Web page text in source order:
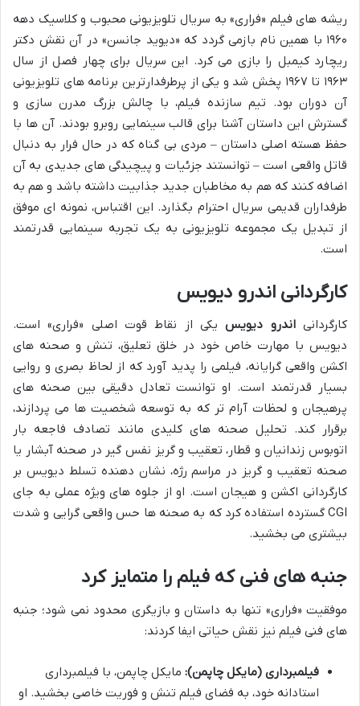
ریشه های فیلم «فراری» به سریال تلویزیونی محبوب و کلاسیک دهه
۱۹۶۰ با همین نام بازمی گردد که «دیوید جانسن» در آن نقش دکتر
ریچارد کیمبل را بازی می کرد. این سریال برای چهار فصل از سال
۱۹۶۳ تا ۱۹۶۷ پخش شد و یکی از پرطرفدارترین برنامه های تلویزیونی
آن دوران بود. تیم سازنده فیلم، با چالش بزرگ مدرن سازی و
گسترش این داستان آشنا برای قالب سینمایی روبرو بودند. آن ها با
حفظ هسته اصلی داستان – مردی بی گناه که در حال فرار به دنبال
قاتل واقعی است – توانستند جزئیات و پیچیدگی های جدیدی به آن
اضافه کنند که هم به مخاطبان جدید جذابیت داشته باشد و هم به
طرفداران قدیمی سریال احترام بگذارد. این اقتباس، نمونه ای موفق
از تبدیل یک مجموعه تلویزیونی به یک تجربه سینمایی قدرتمند
است.
کارگردانی اندرو دیویس
کارگردانیاندرو دیویسیکی از نقاط قوت اصلی «فراری» است.
دیویس با مهارت خاص خود در خلق تعلیق، تنش و صحنه های
اکشن واقعی گرایانه، فیلمی را پدید آورد که از لحاظ بصری و روایی
بسیار قدرتمند است. او توانست تعادل دقیقی بین صحنه های
پرهیجان و لحظات آرام تر که به توسعه شخصیت ها می پردازند،
برقرار کند. تحلیل صحنه های کلیدی مانند تصادف فاجعه بار
اتوبوس زندانیان و قطار، تعقیب و گریز نفس گیر در صحنه آبشار یا
صحنه تعقیب و گریز در مراسم رژه، نشان دهنده تسلط دیویس بر
کارگردانی اکشن و هیجان است. او از جلوه های ویژه عملی به جای
CGI گسترده استفاده کرد که به صحنه ها حس واقعی گرایی و شدت
بیشتری می بخشید.
جنبه های فنی که فیلم را متمایز کرد
موفقیت «فراری» تنها به داستان و بازیگری محدود نمی شود؛ جنبه
های فنی فیلم نیز نقش حیاتی ایفا کردند:
فیلمبرداری (مایکل چاپمن): مایکل چاپمن، با فیلمبرداری
استادانه خود، به فضای فیلم تنش و فوریت خاصی بخشید. او